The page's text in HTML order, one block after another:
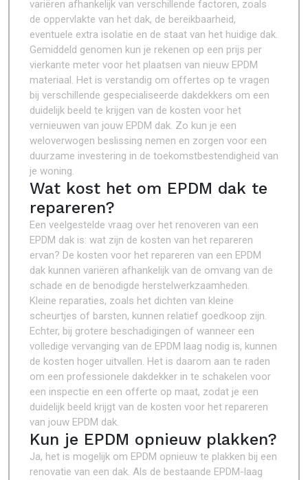
variëren afhankelijk van verschillende factoren, zoals
de oppervlakte van het dak, de bereikbaarheid,
eventuele extra isolatie en de staat van het huidige dak.
Gemiddeld genomen kun je rekenen op een prijs per
vierkante meter voor het plaatsen van nieuw EPDM
materiaal. Het is verstandig om offertes op te vragen
bij verschillende gespecialiseerde dakdekkers om een
duidelijk beeld te krijgen van de kosten voor het
vernieuwen van jouw EPDM dak. Zo kun je een
weloverwogen beslissing nemen en zorgen voor een
duurzame investering in de toekomstbestendigheid van
je woning.
Wat kost het om EPDM dak te
repareren?
Een veelgestelde vraag over het renoveren van een
EPDM dak is: wat zijn de kosten van het repareren
ervan? De kosten voor het repareren van een EPDM
dak kunnen variëren afhankelijk van de omvang van de
schade en de benodigde herstelwerkzaamheden.
Kleine reparaties, zoals het dichten van kleine
scheurtjes of barsten, kunnen relatief goedkoop zijn.
Echter, bij grotere beschadigingen of wanneer een
volledige vervanging van de EPDM laag nodig is, kunnen
de kosten hoger uitvallen. Het is daarom aan te raden
om een professionele dakdekker in te schakelen voor
een inspectie en een offerte op maat, zodat je een
duidelijk beeld krijgt van de kosten voor het repareren
van jouw EPDM dak.
Kun je EPDM opnieuw plakken?
Ja, het is mogelijk om EPDM opnieuw te plakken bij een
renovatie van een dak. Als de bestaande EPDM-laag